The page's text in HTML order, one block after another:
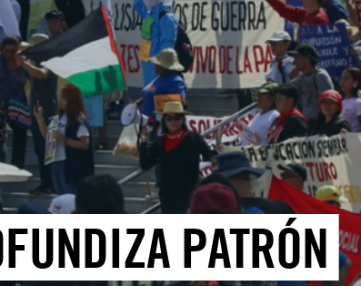
PATRÓN